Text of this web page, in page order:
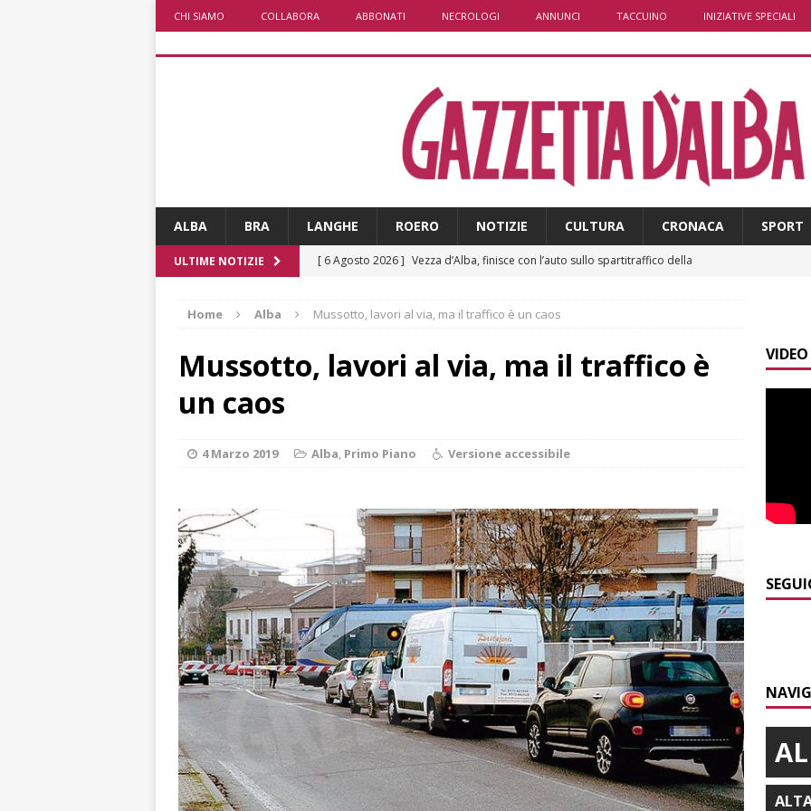
CHI SIAMO COLLABORA ABBONATI NECROLOGI ANNUNCI TACCUINO INIZIATIVE SPECIALI
ALBA BRA LANGHE ROERO NOTIZIE CULTURA CRONACA SPORT
ULTIME NOTIZIE [ 6 Agosto 2026 ] Vezza d’Alba, finisce con l’auto sullo spartitraffico della
[ 6 Agosto 2026 ] La bella stagione riporta l’allarme sulle strade: cresce il
numero
ALTRE NOTIZIE
Piemonte punta sull’automotive con le Aree di Accelerazione
Dimissioni in Consiglio comunale ad Alba, Galeasso lascia:
[ 6 Agosto 2026 ] ITINERARI / In gita a Infini.To, il sorprendente museo e
planetario sulla collina di Pino torinese
ALBA
[ 6 Agosto 2026 ] Incendio a Valdieri, trasferiti per precauzione gli scout
dell’Alba 7
ALBA
[ 6 Agosto 2026 ] Palio di Asti, Andrea Calamassi confermato mossiere per
l’edizione 2026
ALTRE NOTIZIE
[ 6 Agosto 2026 ]
Bra e Boschetto piangono Giuseppe Ambrogio, una vita tra la
terra e la comunità braidese
Home Alba Mussotto, lavori al via, ma il traffico è un caos
Mussotto, lavori al via, ma il traffico è
un caos
4 Marzo 2019 Alba, Primo Piano Versione accessibile
VIDEO